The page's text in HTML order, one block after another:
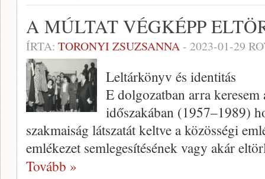
A MÚLTAT VÉGKÉPP
ÍRTA: TORONYI ZSUZSANNA- 2023-01-29
Leltárkönyv és identitás
E dolgozatban arra
időszakában (1957–1989)
szakmaiság látszatát keltve a közösségi
emlékezet semlegesítésének vagy akár
Tovább »